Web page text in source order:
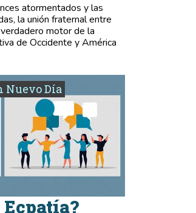
atormentados y las
la unión fraternal entre
motor de la
de Occidente y América
Nuevo Día
Ecpatía?